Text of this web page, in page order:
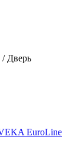
/ Дверь
EuroLine